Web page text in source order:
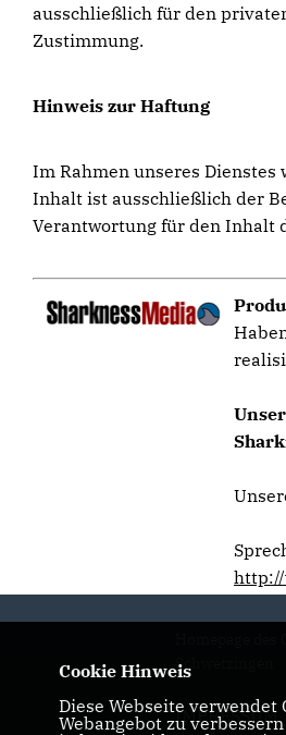
ausschließlich für den
Zustimmung.
Hinweis zur Haftung
Im Rahmen unseres
Inhalt ist ausschließlich der
Verantwortung für den Inhalt
http://
Schwetzingen
IMPRESSUM
Cookie Hinweis
Diese Webseite
Webangebot zu